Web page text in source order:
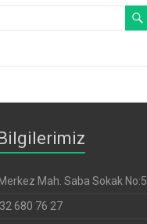
Mah. Saba Sokak No:5
680 76 27